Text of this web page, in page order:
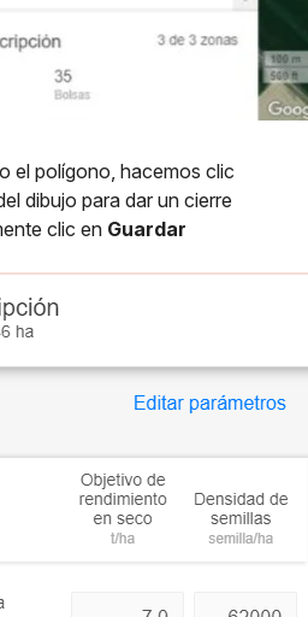
el polígono, hacemos clic
dibujo para dar un cierre
clic en Guardar